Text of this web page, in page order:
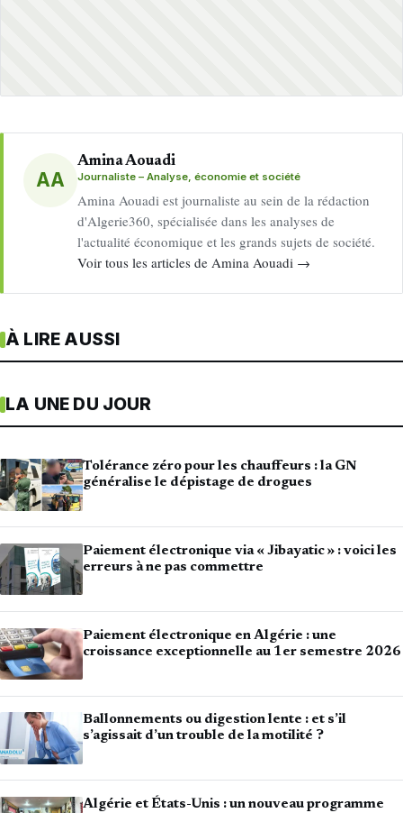
AA
Amina Aouadi
Journaliste – Analyse, économie et société
Amina Aouadi est journaliste au sein de la rédaction
d'Algerie360, spécialisée dans les analyses de
l'actualité économique et les grands sujets de société.
Voir tous les articles de Amina Aouadi →
À LIRE AUSSI
LA UNE DU JOUR
Tolérance zéro pour les chauffeurs : la GN
généralise le dépistage de drogues
Paiement électronique via « Jibayatic » : voici les
erreurs à ne pas commettre
Paiement électronique en Algérie : une
croissance exceptionnelle au 1er semestre 2026
Ballonnements ou digestion lente : et s’il
s’agissait d’un trouble de la motilité ?
Algérie et États-Unis : un nouveau programme